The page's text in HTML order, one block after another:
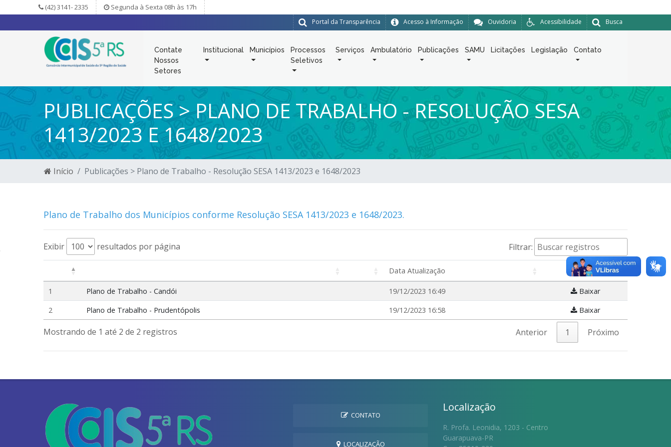
(42) 3141- 2335 Segunda à Sexta 08h às 17h
Busca
Acessibilidade
Ouvidoria
Acesso à Informação
Portal da Transparência
Contate
Nossos
Setores
Institucional Municípios
Processos
Seletivos
Serviços Ambulatório Publicações SAMU Licitações Legislação Contato
PUBLICAÇÕES > PLANO DE TRABALHO - RESOLUÇÃO SESA
1413/2023 E 1648/2023
Início Publicações > Plano de Trabalho - Resolução SESA 1413/2023 e 1648/2023
Plano de Trabalho dos Municípios conforme Resolução SESA 1413/2023 e 1648/2023.
Exibir resultados por página Filtrar:
Data Atualização
1 Plano de Trabalho - Candói 19/12/2023 16:49
Baixar
2
Plano de Trabalho - Prudentópolis 19/12/2023 16:58 Baixar
Mostrando de 1 até 2 de 2 registros Anterior 1 Próximo
CONTATO
LOCALIZAÇÃO
Localização
R. Profa. Leonidia, 1203 - Centro
Guarapuava-PR